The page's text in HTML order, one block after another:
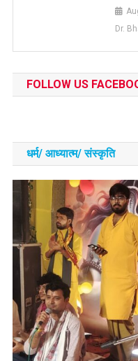
Dr.
FOLLOW US
धर्म/ आध्‍यात्‍म/ संस्‍कृति